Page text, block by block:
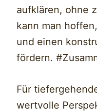
aufklären, ohne
kann man
und einen
fördern.
Für
wertvolle